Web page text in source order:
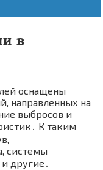
в
оснащены
направленных на
выбросов и
К таким
системы
другие․